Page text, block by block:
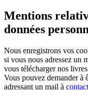
Mentions
données
Nous enregistrons vos
si vous nous adressez un
vous télécharger nos
Vous pouvez demander à
adressant un mail à